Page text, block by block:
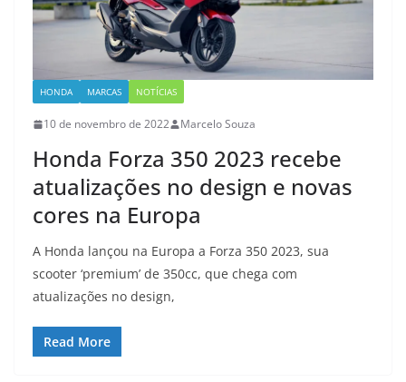
HONDA MARCAS NOTÍCIAS
10 de novembro de 2022 Marcelo Souza
Honda Forza 350 2023 recebe
atualizações no design e novas
cores na Europa
A Honda lançou na Europa a Forza 350 2023, sua
scooter ‘premium’ de 350cc, que chega com
atualizações no design,
Read More